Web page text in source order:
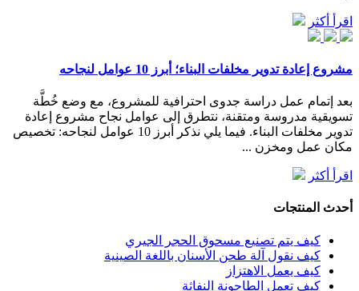
اقرأ أكثر
مشروع إعادة تدوير مخلفات البناء؛ أبرز 10 عوامل لنجاحه
بعد إتمام عمل دراسة جدوى احترافية للمشروع، مع وضع خُطَّة
تسويقية مدروسة ومتقنة، نتطرق إلى عوامل نجاح مشروع إعادة
تدوير مخلفات البناء. فيما يلي نذكر أبرز 10 عوامل لنجاحه: تخصيص
مكان عمل ومخزن ...
اقرأ أكثر
أحدث المنتجات
كيف يتم تصنيع مسحوق الحجر الجيري
كيف نقول آلة طحن الأسنان باللغة الصينية
كيف يعمل الاهتزاز
كيف تعمل الطاحونة النفاثة